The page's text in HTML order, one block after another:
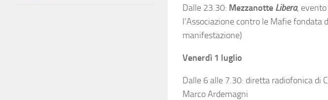
Dalle 23.30: Mezzanotte Libera,
l’Associazione contro le Mafie fondata
manifestazione)
Venerdì 1 luglio
Dalle 6 alle 7.30: diretta radiofonica di
Marco Ardemagni